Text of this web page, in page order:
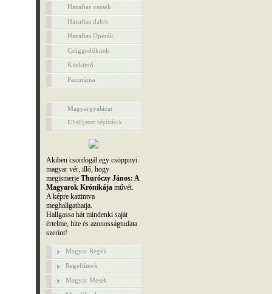
Hazafias versek
Hazafias dalok
Hazafias Operák
Csüggedőknek
Kitekintő
Panoráma
Magyargyalázat
Elhallgatott népírtások
Akiben csordogál egy csöppnyi
magyar vér, illő, hogy
megismerje Thuróczy János: A
Magyarok Krónikájaművét.
A képre kattintva
meghallgathatja.
Hallgassa hát mindenki saját
értelme, hite és azonosságtudata
szerint!
Magyar Regék
Regefilmek
Magyar Mesék